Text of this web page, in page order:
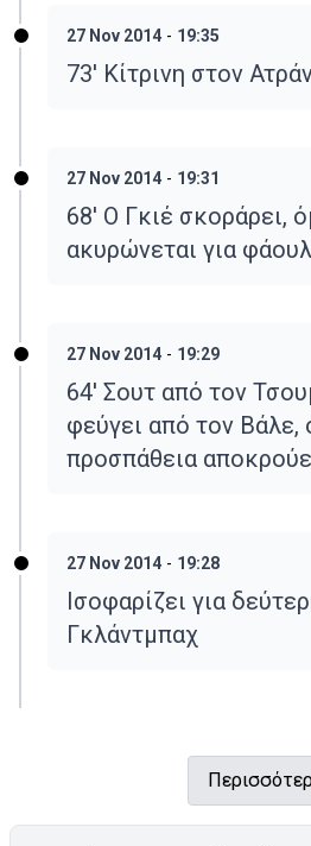
27 Nov 2014 - 19:35
73' Κίτρινη στον
27 Nov 2014 - 19:31
68' Ο Γκιέ σκοράρει,
ακυρώνεται για φάουλ
27 Nov 2014 - 19:29
64' Σουτ από τον
φεύγει από τον
προσπάθεια
27 Nov 2014 - 19:28
Ισοφαρίζει για
Γκλάντμπαχ